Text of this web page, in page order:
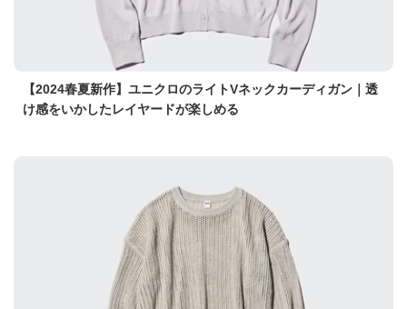
【2024春夏新作】ユニクロのライトVネックカーディガン｜透
け感をいかしたレイヤードが楽しめる